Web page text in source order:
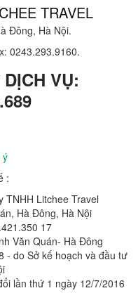
TRAVEL
Đông, Hà Nội.
0243.293.9160.
VỤ:
ý
:
TNHH Litchee Travel
Hà Đông, Hà Nội
17
Văn Quán- Hà Đông
- do Sở kế hoạch và đầu tư
lần thứ 1 ngày 12/7/2016